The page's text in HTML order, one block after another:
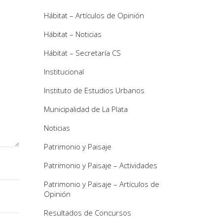
Hábitat – Artículos de Opinión
Hábitat – Noticias
Hábitat – Secretaría CS
Institucional
Instituto de Estudios Urbanos
Municipalidad de La Plata
Noticias
Patrimonio y Paisaje
Patrimonio y Paisaje – Actividades
Patrimonio y Paisaje – Artículos de
Opinión
Resultados de Concursos